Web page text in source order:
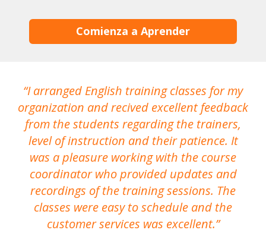
Comienza a Aprender
I arranged English training classes for my
organization and recived excellent feedback
from the students regarding the trainers,
level of instruction and their patience. It
was a pleasure working with the course
coordinator who provided updates and
recordings of the training sessions. The
classes were easy to schedule and the
customer services was excellent.